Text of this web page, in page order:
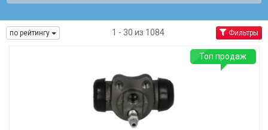
по рейтингу 1 - 30 из 1084 Фильтры
Топ продаж